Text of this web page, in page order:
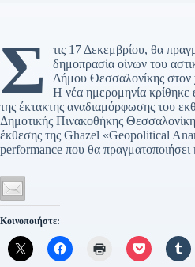
Σ
τις 17 Δεκεμβρίου, θα
δημοπρασία οίνων του
Δήμου Θεσσαλονίκης στον
Η νέα ημερομηνία κρίθηκε
της έκτακτης αναδιαμόρφωσης του
Δημοτικής Πινακοθήκης
έκθεσης της Ghazel «Geopolitical
performance που θα πραγματοποιήσει
Κοινοποιήστε: